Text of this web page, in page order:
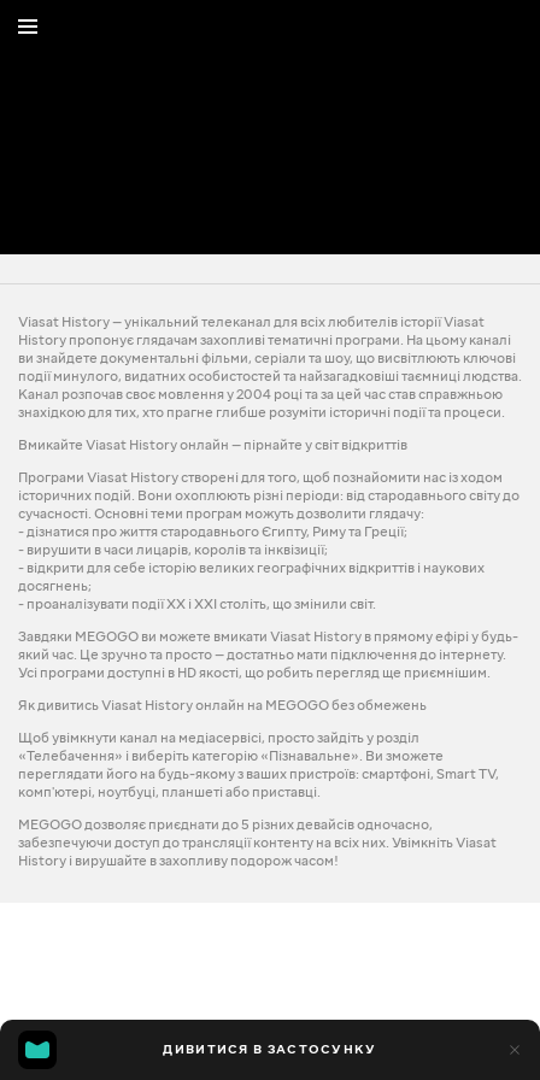
ДИВИТИСЯ В ЗАСТОСУНКУ
Viasat History — унікальний телеканал для всіх любителів історії Viasat
History пропонує глядачам захопливі тематичні програми. На цьому каналі
ви знайдете документальні фільми, серіали та шоу, що висвітлюють ключові
події минулого, видатних особистостей та найзагадковіші таємниці людства.
Канал розпочав своє мовлення у 2004 році та за цей час став справжньою
знахідкою для тих, хто прагне глибше розуміти історичні події та процеси.
Вмикайте Viasat History онлайн — пірнайте у світ відкриттів
Програми Viasat History створені для того, щоб познайомити нас із ходом
історичних подій. Вони охоплюють різні періоди: від стародавнього світу до
сучасності. Основні теми програм можуть дозволити глядачу:
- дізнатися про життя стародавнього Єгипту, Риму та Греції;
- вирушити в часи лицарів, королів та інквізиції;
- відкрити для себе історію великих географічних відкриттів і наукових
досягнень;
- проаналізувати події XX і XXI століть, що змінили світ.
Завдяки MEGOGO ви можете вмикати Viasat History в прямому ефірі у будь-
який час. Це зручно та просто — достатньо мати підключення до інтернету.
Усі програми доступні в HD якості, що робить перегляд ще приємнішим.
Як дивитись Viasat History онлайн на MEGOGO без обмежень
Щоб увімкнути канал на медіасервісі, просто зайдіть у розділ
«Телебачення» і виберіть категорію «Пізнавальне». Ви зможете
переглядати його на будь-якому з ваших пристроїв: смартфоні, Smart TV,
комп'ютері, ноутбуці, планшеті або приставці.
MEGOGO дозволяє приєднати до 5 різних девайсів одночасно,
забезпечуючи доступ до трансляції контенту на всіх них. Увімкніть Viasat
History і вирушайте в захопливу подорож часом!